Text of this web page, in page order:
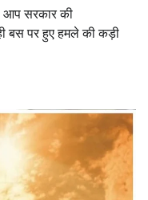
आप सरकार की
बस पर हुए हमले की कड़ी